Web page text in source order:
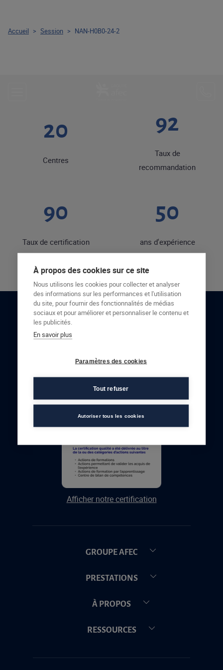
20
Centres
92
Taux de
recommandation
90
Taux de certification
50
ans d'expérience
RESTONS EN CONTACT
Afficher notre certification
GROUPE AFEC
PRESTATIONS
À PROPOS
RESSOURCES
Accueil > Session > NAN-H0B0-24-2
À propos des cookies sur ce site
Nous utilisons les cookies pour collecter et analyser
des informations sur les performances et l'utilisation
du site, pour fournir des fonctionnalités de médias
sociaux et pour améliorer et personnaliser le contenu et
les publicités.
En savoir plus
Paramètres des cookies
Tout refuser
Autoriser tous les cookies